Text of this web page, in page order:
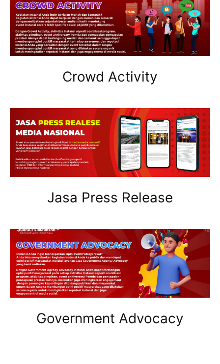
Crowd Activity
Jasa Press Release
Government Advocacy